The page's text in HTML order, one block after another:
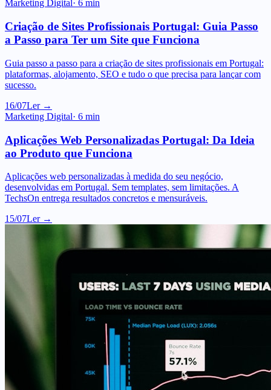
Guia passo a passo para a criação de sites profissionais em Portugal:
plataformas, alojamento, SEO e tudo o que precisa para lançar com
sucesso.
16/07Ler →
Marketing Digital
Aplicações Web Personalizadas Portugal: Da Ideia
Aplicações web personalizadas à medida do seu negócio,
desenvolvidas em Portugal. Sem templates, sem limitações. A
TechsOn entrega resultados concretos e mensuráveis.
15/07Ler →